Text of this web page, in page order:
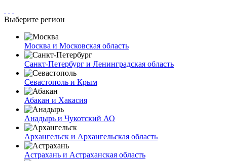
Выберите регион
Москва и Московская область
Санкт-Петербург и Ленинградская область
Севастополь и Крым
Абакан и Хакасия
Анадырь и Чукотский АО
Архангельск и Архангельская область
Астрахань и Астраханская область